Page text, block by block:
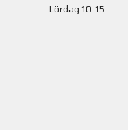
Lördag 10-15